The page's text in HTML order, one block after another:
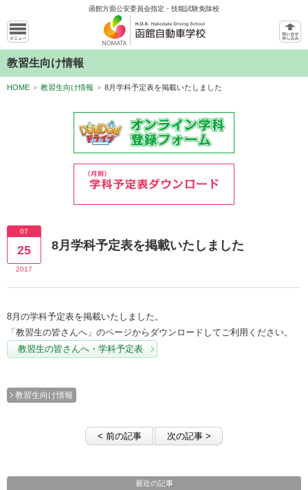
函館方面公安委員会指定・技能試験免除校
教習生向け情報
HOME > 教習生向け情報 > 8月学科予定表を掲載いたしました
07
25
2017
8月学科予定表を掲載いたしました
8月の学科予定表を掲載いたしました。
「教習生の皆さんへ」のページからダウンロードしてご利用ください。
教習生の皆さんへ・学科予定表
教習生向け情報
< 前の記事 次の記事 >
最近の記事